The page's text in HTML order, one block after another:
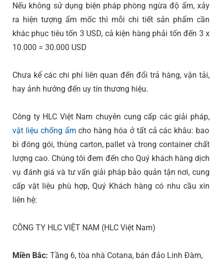
Nếu không sử dụng biện pháp phòng ngừa độ ẩm, xảy
ra hiện tượng ẩm mốc thì mỗi chi tiết sản phẩm cần
khác phục tiêu tốn 3 USD, cả kiện hàng phải tốn đến 3 x
10.000 = 30.000 USD
Chưa kể các chi phí liên quan đến đổi trả hàng, vận tải,
hay ảnh hưởng đến uy tín thương hiệu.
Công ty HLC Việt Nam chuyên cung cấp các giải pháp,
vật liệu chống ẩm cho hàng hóa ở tất cả các khâu: bao
bì đóng gói, thùng carton, pallet và trong container chất
lượng cao. Chúng tôi đem đến cho Quý khách hàng dịch
vụ đánh giá và tư vấn giải pháp bảo quản tận nơi, cung
cấp vật liệu phù hợp, Quý Khách hàng có nhu cầu xin
liên hệ:
CÔNG TY HLC VIỆT NAM (HLC Việt Nam)
Miền Bắc: Tầng 6, tòa nhà Cotana, bán đảo Linh Đàm,